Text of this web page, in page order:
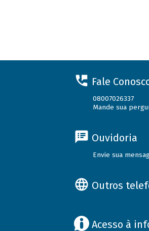
Fale
08007026337
Mande sua
Ouvidoria
Envie sua
Outros
Acesso à